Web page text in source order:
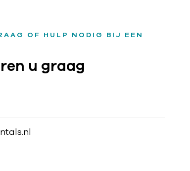
OF HULP NODIG BIJ EEN
u graag